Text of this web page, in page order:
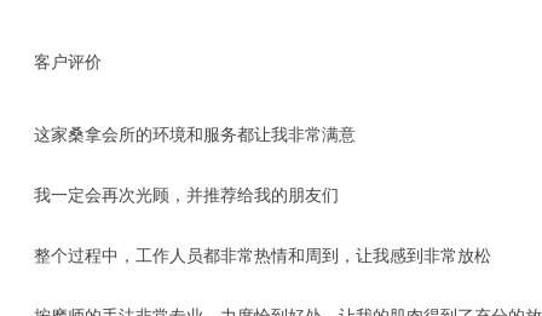
客户评价
这家桑拿会所的环境和服务都让我非常满意
我一定会再次光顾，并推荐给我的朋友们
整个过程中，工作人员都非常热情和周到，让我感到非常放松